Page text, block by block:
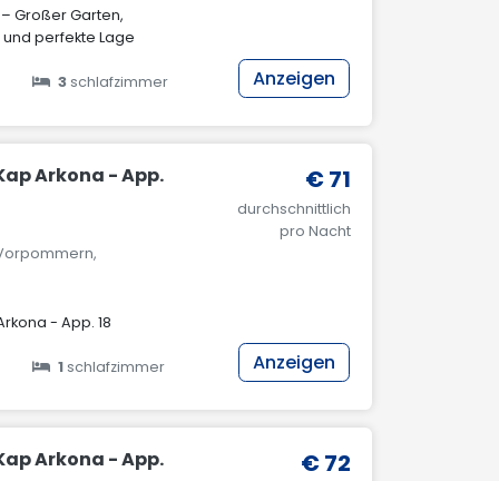
Großer Garten,
perfekte Lage
3schlafzimmer Anzeigen
Arkona - App.
- App. 18
1schlafzimmer
€ 71
durchschnittlich
pro Nacht
Anzeigen
Arkona - App. € 72